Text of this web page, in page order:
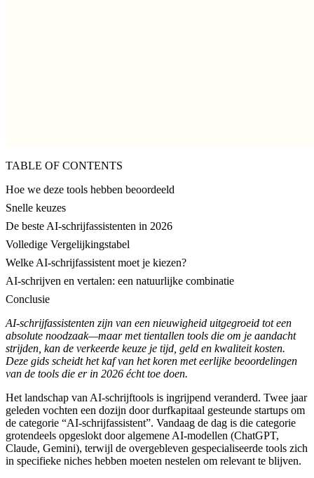
TABLE OF CONTENTS
Hoe we deze tools hebben beoordeeld
Snelle keuzes
De beste AI-schrijfassistenten in 2026
Volledige Vergelijkingstabel
Welke AI-schrijfassistent moet je kiezen?
AI-schrijven en vertalen: een natuurlijke combinatie
Conclusie
AI-schrijfassistenten zijn van een nieuwigheid uitgegroeid tot een
absolute noodzaak—maar met tientallen tools die om je aandacht
strijden, kan de verkeerde keuze je tijd, geld en kwaliteit kosten.
Deze gids scheidt het kaf van het koren met eerlijke beoordelingen
van de tools die er in 2026 écht toe doen.
Het landschap van AI-schrijftools is ingrijpend veranderd. Twee jaar
geleden vochten een dozijn door durfkapitaal gesteunde startups om
de categorie “AI-schrijfassistent”. Vandaag de dag is die categorie
grotendeels opgeslokt door algemene AI-modellen (ChatGPT,
Claude, Gemini), terwijl de overgebleven gespecialiseerde tools zich
in specifieke niches hebben moeten nestelen om relevant te blijven.